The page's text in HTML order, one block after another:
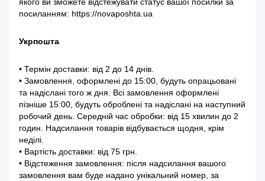
посиланням: https://novaposhta.ua
Укрпошта
• Термін доставки: від 2 до 14 днів.
• Замовлення, оформлені до 15:00, будуть опрацьовані
та надіслані того ж дня. Всі замовлення оформлені
пізніше 15:00, будуть оброблені та надіслані на наступний
робочий день. Середній час обробки: від 15 хвилин до 2
годин. Надсилання товарів відбувається щодня, крім
неділі.
• Вартість доставки: від 75 грн.
• Відстеження замовлення: після надсилання вашого
замовлення вам буде надано унікальний номер, за